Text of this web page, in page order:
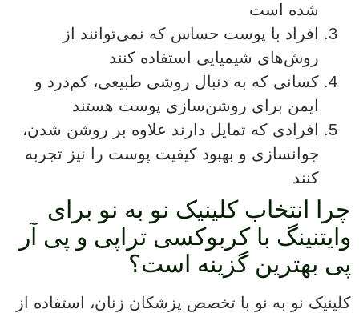
شده است
افراد با پوست حساس که نمی‌توانند از
روش‌های شیمیایی استفاده کنند
کسانی که به دنبال روشی طبیعی، کم‌درد و
ایمن برای روشن‌سازی پوست هستند
افرادی که تمایل دارند علاوه بر روشن شدن،
جوانسازی و بهبود کیفیت پوست را نیز تجربه
کنند
چرا انتخاب کلینیک نو به نو برای
وایتنینگ با کربوکسی تراپی و پی آر
پی بهترین گزینه است؟
کلینیک نو به نو با تخصص پزشکان زنان، استفاده از